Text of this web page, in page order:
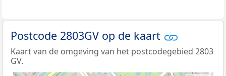
Postcode 2803GV op de kaart
Kaart van de omgeving van het postcodegebied 2803
GV.